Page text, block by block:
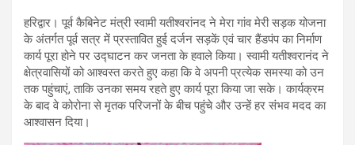
हरिद्वार। पूर्व कैबिनेट मंत्री स्वामी यतीश्वरांनद ने मेरा गांव मेरी सड़क योजना
के अंतर्गत पूर्व सत्र में प्रस्तावित हुई दर्जन सड़कें एवं चार हैंडपंप का निर्माण
कार्य पूरा होने पर उद्घाटन कर जनता के हवाले किया। स्वामी यतीश्वरानंद ने
क्षेत्रवासियों को आश्वस्त करते हुए कहा कि वे अपनी प्रत्येक समस्या को उन
तक पहुंचाएं, ताकि उनका समय रहते हुए कार्य पूरा किया जा सके। कार्यक्रम
के बाद वे कोरोना से मृतक परिजनों के बीच पहुंचे और उन्हें हर संभव मदद का
आश्वासन दिया।